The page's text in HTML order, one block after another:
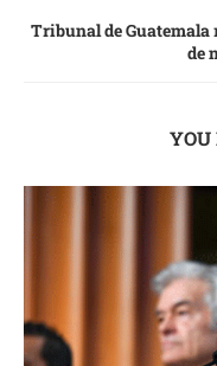
Tribunal de
de
YOU